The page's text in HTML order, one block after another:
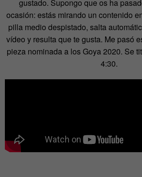
gustado. Supongo que os ha
ocasión: estás mirando un contenido
pilla medio despistado, salta
vídeo y resulta que te gusta. Me pasó
pieza nominada a los Goya 2020. Se
4:30.